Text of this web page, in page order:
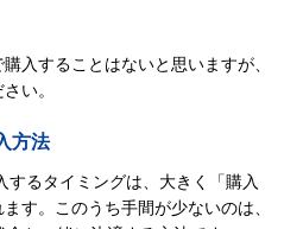
入することはないと思いますが、
い。
方法
るタイミングは、大きく「購入
す。このうち手間が少ないのは、